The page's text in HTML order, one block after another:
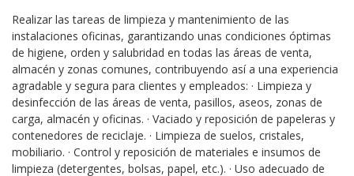
Realizar las tareas de limpieza y mantenimiento de las
instalaciones oficinas, garantizando unas condiciones óptimas
de higiene, orden y salubridad en todas las áreas de venta,
almacén y zonas comunes, contribuyendo así a una experiencia
agradable y segura para clientes y empleados: · Limpieza y
desinfección de las áreas de venta, pasillos, aseos, zonas de
carga, almacén y oficinas. · Vaciado y reposición de papeleras y
contenedores de reciclaje. · Limpieza de suelos, cristales,
mobiliario. · Control y reposición de materiales e insumos de
limpieza (detergentes, bolsas, papel, etc.). · Uso adecuado de